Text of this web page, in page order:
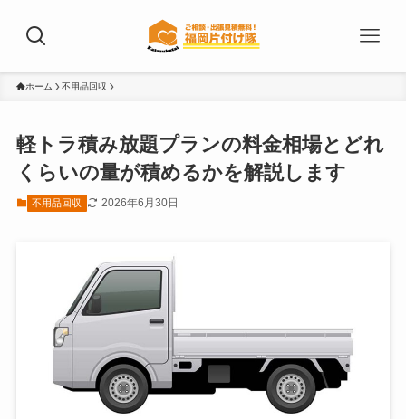
ホーム 不用品回収
軽トラ積み放題プランの料金相場とどれ
くらいの量が積めるかを解説します
不用品回収 2026年6月30日